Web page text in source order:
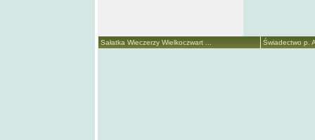
Sałatka Wieczerzy Wielkoczwart ... Świadectwo p.